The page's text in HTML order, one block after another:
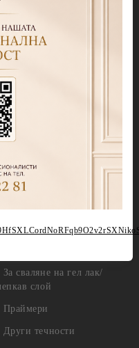
Blooming gel
Гел бои
Витражни-Vitrage Gel
paint
Акварелни капки
За сваляне на гел лак/
слой
Праймери
Други течности